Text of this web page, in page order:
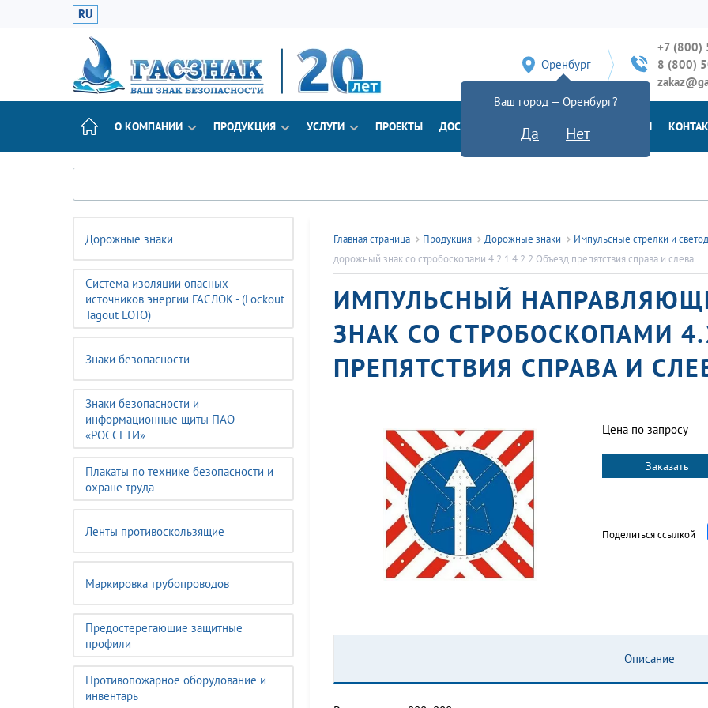
RU
Оренбург
Ваш город — Оренбург?
Да Нет
+7 (800)
8 (800)
О КОМПАНИИ ПРОДУКЦИЯ УСЛУГИ ПРОЕКТЫ ДОСТАВКА ДОКУМЕНТЫ НОВОСТИ
Дорожные знаки
Система изоляции опасных
источников энергии ГАСЛОК - (Lockout
Tagout LOTO)
Знаки безопасности
Знаки безопасности и
информационные щиты ПАО
«РОССЕТИ»
Плакаты по технике безопасности и
охране труда
Ленты противоскользящие
Маркировка трубопроводов
Предостерегающие защитные
профили
Противопожарное оборудование и
инвентарь
Главная страница Продукция Дорожные знаки
Импульсные стрелки и
дорожный знак со стробоскопами 4.2.1 4.2.2 Объезд препятствия справа и слева
ИМПУЛЬСНЫЙ
ЗНАК СО СТРОБОСКОПАМИ
ПРЕПЯТСТВИЯ СПРАВА И
Цена по запросу
Заказать
Поделиться ссылкой
Описание